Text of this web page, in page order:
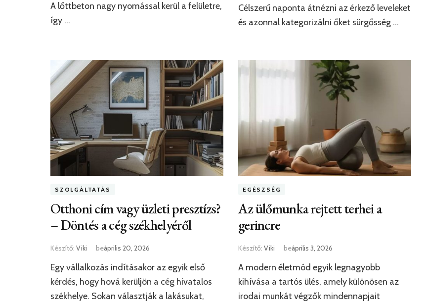
A lőttbeton nagy nyomással kerül a felületre,
így …
Célszerű naponta átnézni az érkező leveleket
és azonnal kategorizálni őket sürgősség …
SZOLGÁLTATÁS
Otthoni cím vagy üzleti presztízs?
– Döntés a cég székhelyéről
Készítő: Viki beáprilis 20, 2026
Egy vállalkozás indításakor az egyik első
kérdés, hogy hová kerüljön a cég hivatalos
székhelye. Sokan választják a lakásukat,
EGÉSZSÉG
Az ülőmunka rejtett terhei a
gerincre
Készítő: Viki beáprilis 3, 2026
A modern életmód egyik legnagyobb
kihívása a tartós ülés, amely különösen az
irodai munkát végzők mindennapjait